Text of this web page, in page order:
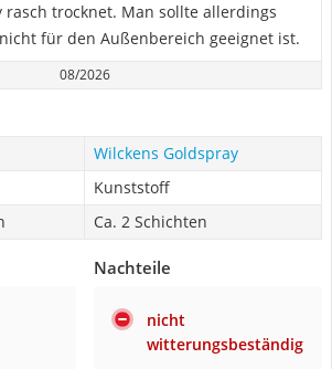
rasch trocknet. Man sollte allerdings
für den Außenbereich geeignet ist.
08/2026
Wilckens Goldspray
Kunststoff
Ca. 2 Schichten
Nachteile
nicht
witterungsbeständig